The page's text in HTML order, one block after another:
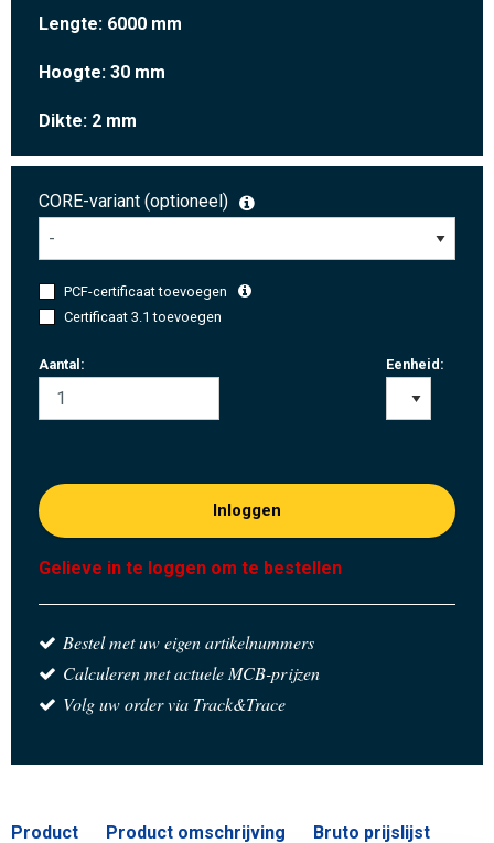
Lengte: 6000 mm
Hoogte: 30 mm
Dikte: 2 mm
CORE-variant (optioneel)
PCF-certificaat toevoegen
Certificaat 3.1 toevoegen
Aantal: Eenheid:
Inloggen
Gelieve in te loggen om te bestellen
Bestel met uw eigen artikelnummers
Calculeren met actuele MCB-prijzen
Volg uw order via Track&Trace
Product Product omschrijving Bruto prijslijst